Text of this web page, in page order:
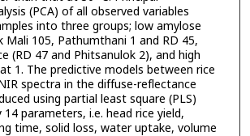
(PCA) of all observed variables
into three groups; low amylose
Mali 105, Pathumthani 1 and RD 45,
(RD 47 and Phitsanulok 2), and high
1. The predictive models between rice
spectra in the diffuse-reflectance
using partial least square (PLS)
14 parameters, i.e. head rice yield,
time, solid loss, water uptake, volume